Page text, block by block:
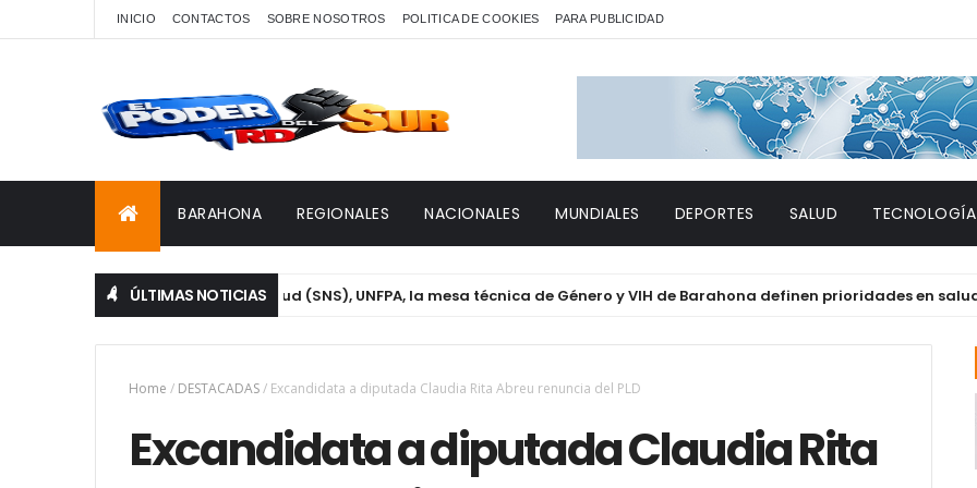
INICIO CONTACTOS SOBRE NOSOTROS POLITICA DE COOKIES PARA PUBLICIDAD
BARAHONA REGIONALES NACIONALES MUNDIALES DEPORTES SALUD TECNOLOGÍA
ÚLTIMAS NOTICIAS
Servicio Nacional de Salud (SNS), UNFPA, la mesa técnica de Género y VIH de Barahona definen prioridades en salud y
Home / DESTACADAS/ Excandidata a diputada Claudia Rita Abreu renuncia del PLD
Excandidata a diputada Claudia Rita